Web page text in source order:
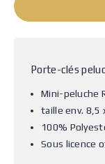
Porte-clés
Mini-peluche
taille env. 8,5
100%
Sous licence